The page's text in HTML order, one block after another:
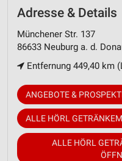
Adresse & Details
Münchener Str. 137
86633 Neuburg a. d.
Entfernung 449,40 km
ANGEBOTE &
ALLE HÖRL
ALLE HÖRL